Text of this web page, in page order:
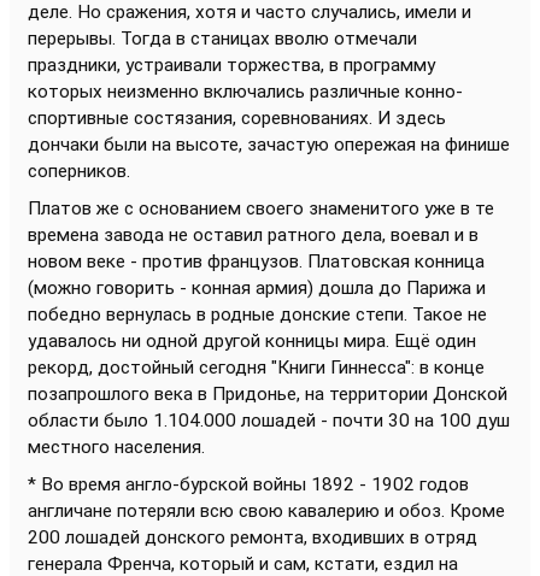
деле. Но сражения, хотя и часто случались, имели и
перерывы. Тогда в станицах вволю отмечали
праздники, устраивали торжества, в программу
которых неизменно включались различные конно-
спортивные состязания, соревнованиях. И здесь
дончаки были на высоте, зачастую опережая на финише
соперников.
Платов же с основанием своего знаменитого уже в те
времена завода не оставил ратного дела, воевал и в
новом веке - против французов. Платовская конница
(можно говорить - конная армия) дошла до Парижа и
победно вернулась в родные донские степи. Такое не
удавалось ни одной другой конницы мира. Ещё один
рекорд, достойный сегодня "Книги Гиннесса": в конце
позапрошлого века в Придонье, на территории Донской
области было 1.104.000 лошадей - почти 30 на 100 душ
местного населения.
* Во время англо-бурской войны 1892 - 1902 годов
англичане потеряли всю свою кавалерию и обоз. Кроме
200 лошадей донского ремонта, входивших в отряд
генерала Френча, который и сам, кстати, ездил на